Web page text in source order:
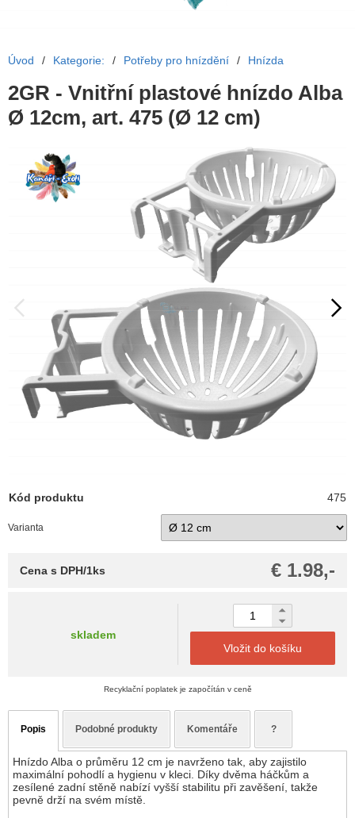
Úvod / Kategorie: / Potřeby pro hnízdění / Hnízda
2GR - Vnitřní plastové hnízdo Alba
Ø 12cm, art. 475 (Ø 12 cm)
Kód produktu 475
Varianta
€ 1.98,-
Cena s DPH/1ks
skladem
Vložit do košíku
Recyklační poplatek je započítán v ceně
Popis Podobné produkty Komentáře ?
Hnízdo Alba o průměru 12 cm je navrženo tak, aby zajistilo
maximální pohodlí a hygienu v kleci. Díky dvěma háčkům a
zesílené zadní stěně nabízí vyšší stabilitu při zavěšení, takže
pevně drží na svém místě.